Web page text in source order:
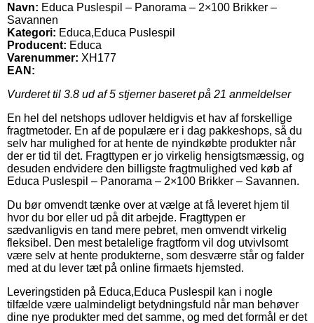
Navn: Educa Puslespil – Panorama – 2×100 Brikker –
Savannen
Kategori: Educa,Educa Puslespil
Producent: Educa
Varenummer: XH177
EAN:
Vurderet til 3.8 ud af 5 stjerner baseret på 21 anmeldelser
En hel del netshops udlover heldigvis et hav af forskellige
fragtmetoder. En af de populære er i dag pakkeshops, så du
selv har mulighed for at hente de nyindkøbte produkter når
der er tid til det. Fragttypen er jo virkelig hensigtsmæssig, og
desuden endvidere den billigste fragtmulighed ved køb af
Educa Puslespil – Panorama – 2×100 Brikker – Savannen.
Du bør omvendt tænke over at vælge at få leveret hjem til
hvor du bor eller ud på dit arbejde. Fragttypen er
sædvanligvis en tand mere pebret, men omvendt virkelig
fleksibel. Den mest betalelige fragtform vil dog utvivlsomt
være selv at hente produkterne, som desværre står og falder
med at du lever tæt på online firmaets hjemsted.
Leveringstiden på Educa,Educa Puslespil kan i nogle
tilfælde være ualmindeligt betydningsfuld når man behøver
dine nye produkter med det samme, og med det formål er det